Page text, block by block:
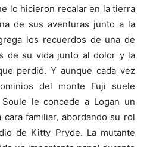
lo hicieron recalar en la tierra
de sus aventuras junto a la
los recuerdos de una de
de su vida junto al dolor y la
perdió. Y aunque cada vez
del monte Fuji suele
le concede a Logan un
familiar, abordando su rol
de Kitty Pryde. La mutante